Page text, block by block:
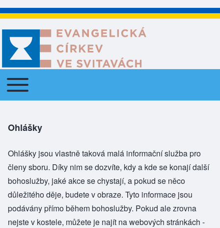
Main navigation
Toggle main menu
Ohlášky
Ohlášky jsou vlastně taková malá informační služba pro
členy sboru. Díky nim se dozvíte, kdy a kde se konají další
bohoslužby, jaké akce se chystají, a pokud se něco
důležitého děje, budete v obraze. Tyto informace jsou
podávány přímo během bohoslužby. Pokud ale zrovna
nejste v kostele, můžete je najít na webových stránkách -